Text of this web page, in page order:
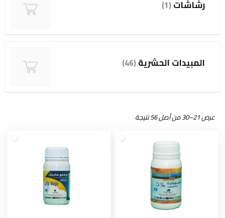
رشاشات (1)
المبيدات الحشرية (46)
عرض 21–30 من أصل 56 نتيجة